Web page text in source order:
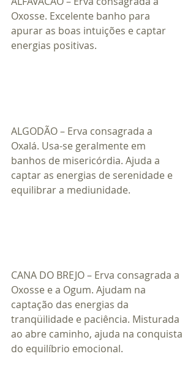
Oxosse. Excelente banho para
apurar as boas intuições e captar
energias positivas.
ALGODÃO – Erva consagrada a
Oxalá. Usa-se geralmente em
banhos de misericórdia. Ajuda a
captar as energias de serenidade e
equilibrar a mediunidade.
CANA DO BREJO – Erva consagrada a
Oxosse e a Ogum. Ajudam na
captação das energias da
tranqüilidade e paciência. Misturada
ao abre caminho, ajuda na conquista
do equilíbrio emocional.